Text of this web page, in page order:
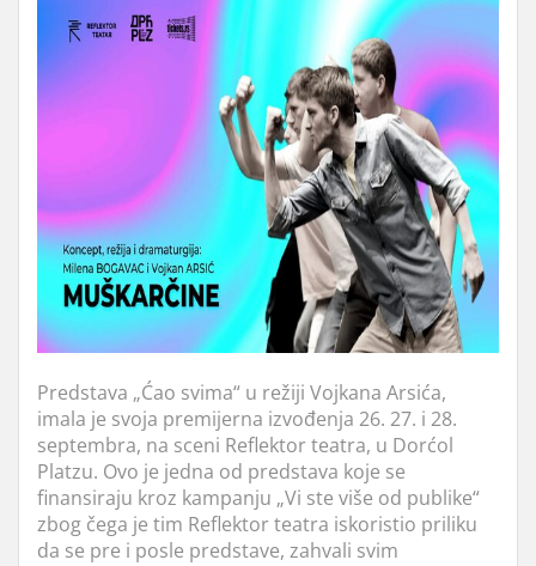
Predstava „Ćao svima“ u režiji Vojkana Arsića,
imala je svoja premijerna izvođenja 26. 27. i 28.
septembra, na sceni Reflektor teatra, u Dorćol
Platzu. Ovo je jedna od predstava koje se
finansiraju kroz kampanju „Vi ste više od publike“
zbog čega je tim Reflektor teatra iskoristio priliku
da se pre i posle predstave, zahvali svim